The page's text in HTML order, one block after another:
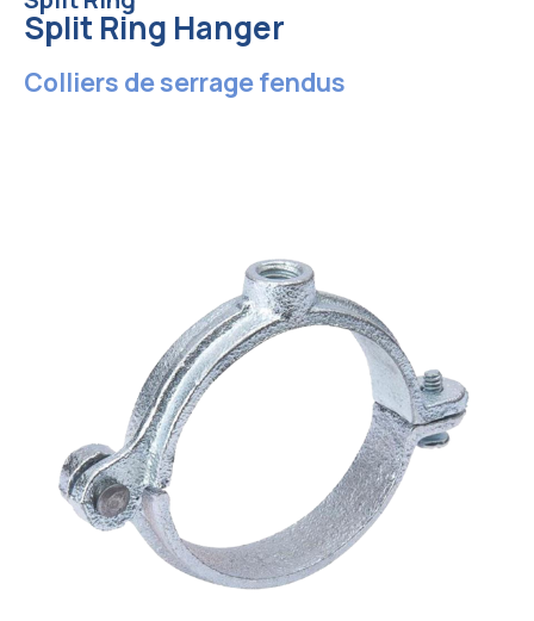
Split Ring Hanger
Colliers de serrage fendus